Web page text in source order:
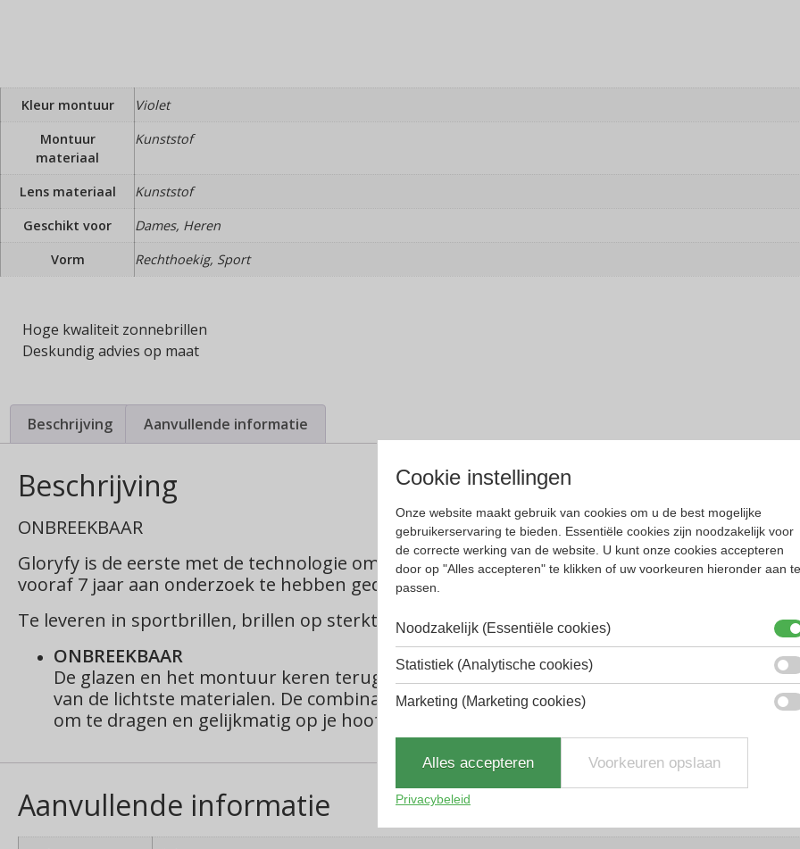
Kleur montuur
Violet
Montuur
materiaal
Kunststof
Lens materiaal
Kunststof
Geschikt voor
Dames, Heren
Vorm
Rechthoekig, Sport
Hoge kwaliteit zonnebrillen
Deskundig advies op maat
Beschrijving Aanvullende informatie
Beschrijving
ONBREEKBAAR
Gloryfy is de eerste met de technologie om de monturen onbreekbaar te maken. Gloryfy-
vooraf 7 jaar aan onderzoek te hebben gedaan.
Te leveren in sportbrillen, brillen op sterkte, skibrillen en zonnebrillen.
ONBREEKBAAR
De glazen en het montuur keren terug naar hun oorspronkelijke vorm dankzij het
van de lichtste materialen. De combinatie van het scharnier en onbreekbare pootjes
om te dragen en gelijkmatig op je hoofd past.
Aanvullende informatie
Cookie instellingen
Onze website maakt gebruik van cookies om u de best mogelijke
gebruikerservaring te bieden. Essentiële cookies zijn noodzakelijk voor
de correcte werking van de website. U kunt onze cookies accepteren
door op "Alles accepteren" te klikken of uw voorkeuren hieronder aan te
passen.
Noodzakelijk (Essentiële cookies)
Statistiek (Analytische cookies)
Marketing (Marketing cookies)
Alles accepteren Voorkeuren opslaan
Privacybeleid